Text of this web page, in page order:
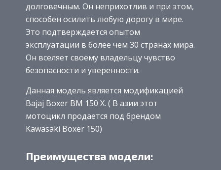
долговечным. Он неприхотлив и при этом,
способен осилить любую дорогу в мире.
Это подтверждается опытом
эксплуатации в более чем 30 странах мира.
Он вселяет своему владельцу чувство
безопасности и уверенности.
Данная модель является модификацией
Bajaj Boxer BM 150 X. ( В азии этот
мотоцикл продается под брендом
Kawasaki Boxer 150)
Преимущества модели: